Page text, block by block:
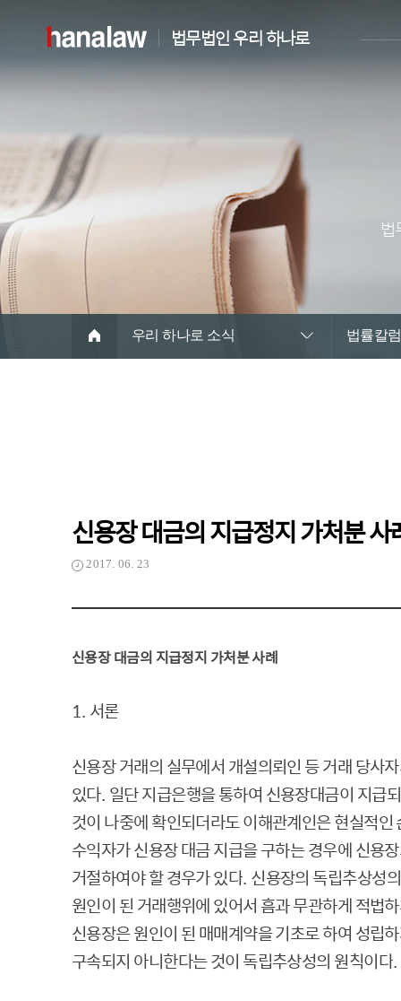
법무법인 우리 하나로
법
우리 하나로 소식 법률칼럼
신용장 대금의 지급정지 가처분 사
2017. 06. 23
신용장 대금의 지급정지 가처분 사례
1. 서론
신용장 거래의 실무에서 개설의뢰인 등 거래 당사
있다. 일단 지급은행을 통하여 신용장대금이 지급
것이 나중에 확인되더라도 이해관계인은 현실적
수익자가 신용장 대금 지급을 구하는 경우에 신용
거절하여야 할 경우가 있다. 신용장의 독립추상성
원인이 된 거래행위에 있어서 흠과 무관하게 적법
신용장은 원인이 된 매매계약을 기초로 하여 성립
구속되지 아니한다는 것이 독립추상성의 원칙이다.